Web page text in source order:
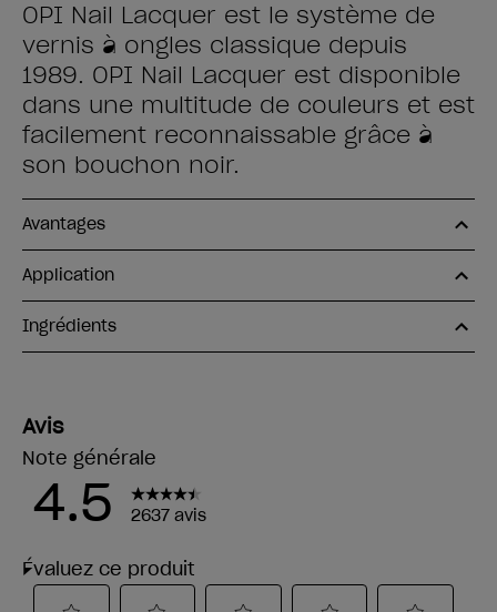
OPI Nail Lacquer est le système de
vernis à ongles classique depuis
1989. OPI Nail Lacquer est disponible
dans une multitude de couleurs et est
facilement reconnaissable grâce à
son bouchon noir.
Avantages
Application
Ingrédients